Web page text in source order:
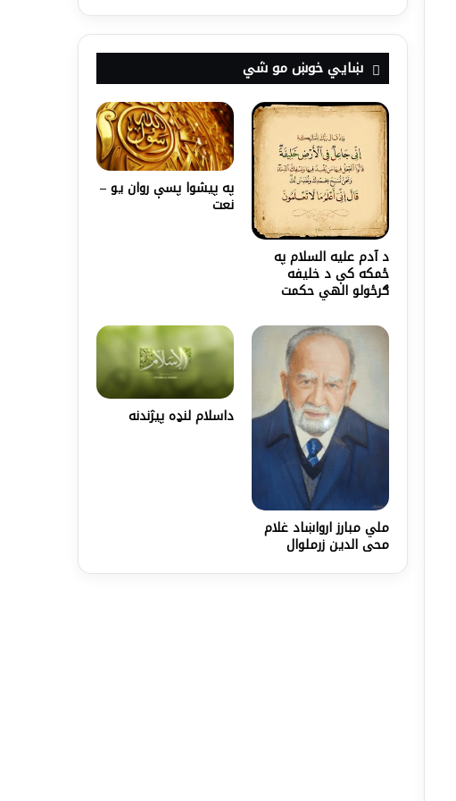
ښايي خوښ مو شي
د آدم عليه السلام په
ځمکه کې د خلیفه
ګرځولو الهي حکمت
په پیشوﺍ پسې روان یو –
نعت
ملي مبارز ارواښاد غلام
محی الدين زرملوال
داسلام لنډه پيژندنه